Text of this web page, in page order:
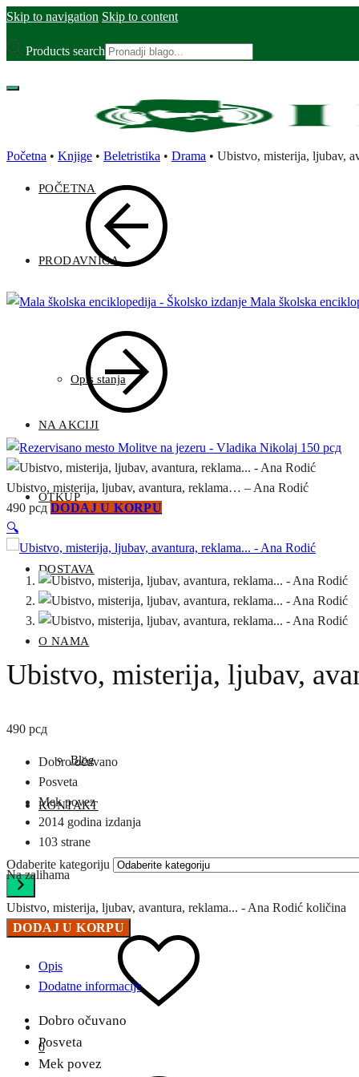
Skip to navigation Skip to content
Products search
POČETNA
PRODAVNICA
Opis stanja
NA AKCIJI
OTKUP
DOSTAVA
O NAMA
Blog
KONTAKT
Odaberite kategoriju
0
Početna • Knjige • Beletristika • Drama • Ubistvo, misterija, ljubav,
Mala školska
Molitve na jezeru - Vladika Nikolaj 150 рсд
Ubistvo, misterija, ljubav, avantura, reklama… – Ana Rodić
490 рсд DODAJ U KORPU
🔍
Ubistvo, misterija, ljubav,
490 рсд
Dobro očuvano
Posveta
Mek povez
2014 godina izdanja
103 strane
Na zalihama
Ubistvo, misterija, ljubav, avantura, reklama... - Ana Rodić količina
DODAJ U KORPU
Opis
Dodatne informacije
Dobro očuvano
Posveta
Mek povez